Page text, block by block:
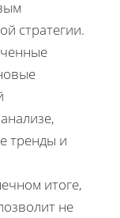
стратегии.
тренды и
итоге,
не